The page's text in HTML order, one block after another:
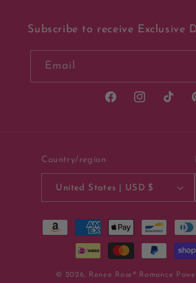
Subscribe to receive Exclusive
Email
FacebookInstagramTikTok
Country/region
United States | USD $
Payment
© 2026, Renee Rose® Romance